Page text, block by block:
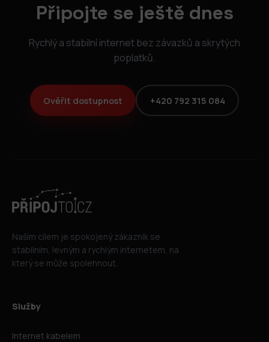
Připojte se ještě dnes
Rychlý a stabilní internet bez závazků a skrytých
poplatků.
Ověřit dostupnost +420 792 315 084
Naším cílem je spokojený zákazník se
stabilním, levným a rychlým internetem, na
který se může spolehnout.
Služby
Internet kabelem